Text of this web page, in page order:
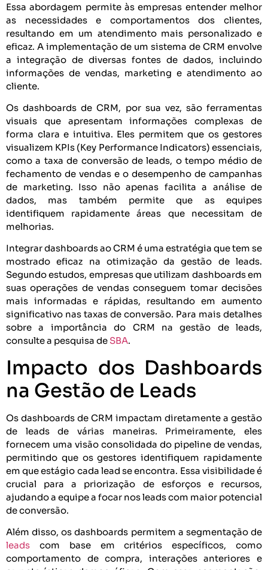
Essa abordagem permite às empresas entender melhor
as necessidades e comportamentos dos clientes,
resultando em um atendimento mais personalizado e
eficaz. A implementação de um sistema de CRM envolve
a integração de diversas fontes de dados, incluindo
informações de vendas, marketing e atendimento ao
cliente.
Os dashboards de CRM, por sua vez, são ferramentas
visuais que apresentam informações complexas de
forma clara e intuitiva. Eles permitem que os gestores
visualizem KPIs (Key Performance Indicators) essenciais,
como a taxa de conversão de leads, o tempo médio de
fechamento de vendas e o desempenho de campanhas
de marketing. Isso não apenas facilita a análise de
dados, mas também permite que as equipes
identifiquem rapidamente áreas que necessitam de
melhorias.
Integrar dashboards ao CRM é uma estratégia que tem se
mostrado eficaz na otimização da gestão de leads.
Segundo estudos, empresas que utilizam dashboards em
suas operações de vendas conseguem tomar decisões
mais informadas e rápidas, resultando em aumento
significativo nas taxas de conversão. Para mais detalhes
sobre a importância do CRM na gestão de leads,
consulte a pesquisa de SBA.
Impacto dos Dashboards
na Gestão de Leads
Os dashboards de CRM impactam diretamente a gestão
de leads de várias maneiras. Primeiramente, eles
fornecem uma visão consolidada do pipeline de vendas,
permitindo que os gestores identifiquem rapidamente
em que estágio cada lead se encontra. Essa visibilidade é
crucial para a priorização de esforços e recursos,
ajudando a equipe a focar nos leads com maior potencial
de conversão.
Além disso, os dashboards permitem a segmentação de
leads com base em critérios específicos, como
comportamento de compra, interações anteriores e